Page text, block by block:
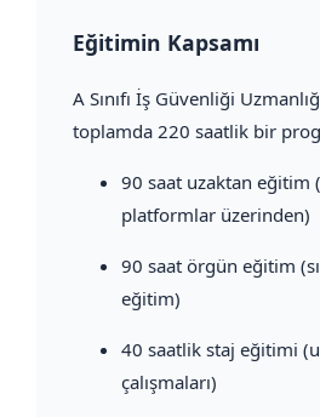
Eğitimin Kapsamı
A Sınıfı İş Güvenliği
toplamda 220 saatlik bir
90 saat uzaktan eğitim
platformlar üzerinden)
90 saat örgün eğitim
eğitim)
40 saatlik staj eğitimi
çalışmaları)